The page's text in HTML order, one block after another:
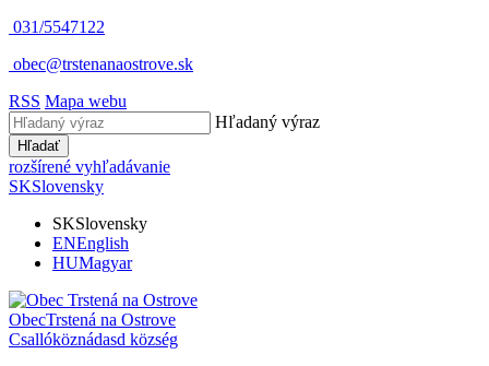
031/5547122
obec@trstenanaostrove.sk
RSS Mapa webu
Hľadaný výraz
Hľadať
rozšírené vyhľadávanie
SKSlovensky
SKSlovensky
ENEnglish
HUMagyar
ObecTrstená na Ostrove
Csallóköznádasd község